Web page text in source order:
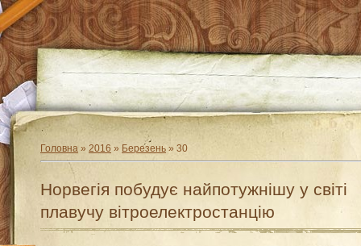
Головна » 2016 » Березень » 30
Норвегія побудує найпотужнішу у світі
плавучу вітроелектростанцію